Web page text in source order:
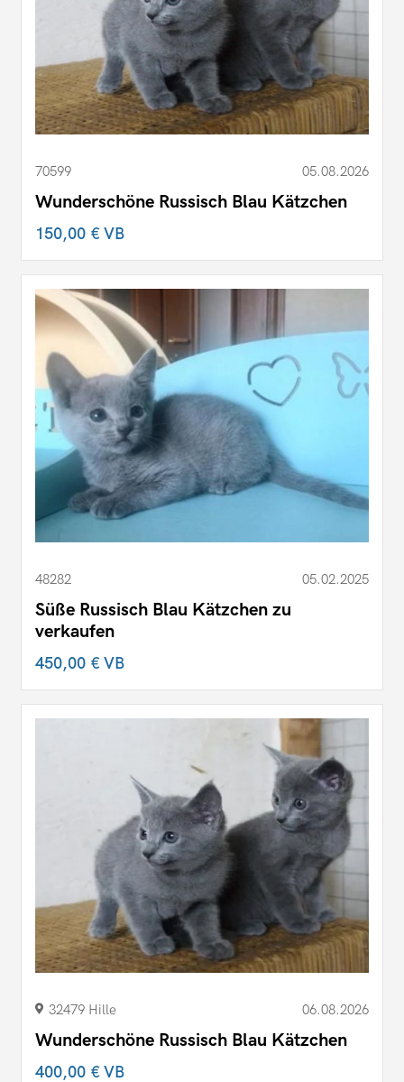
70599 05.08.2026
Wunderschöne Russisch Blau Kätzchen
150,00 €VB
48282 05.02.2025
Süße Russisch Blau Kätzchen zu
verkaufen
450,00 €VB
32479 Hille 06.08.2026
Wunderschöne Russisch Blau Kätzchen
400,00 €VB